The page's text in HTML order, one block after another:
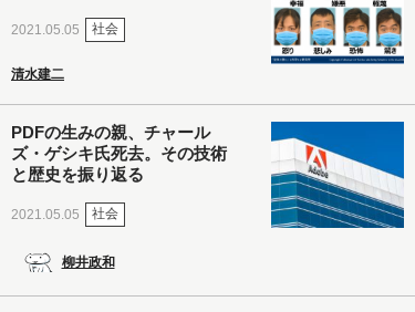
2021.05.05 社会
清水建二
PDFの生みの親、チャール
ズ・ゲシキ氏死去。その技術
と歴史を振り返る
2021.05.05 社会
柳井政和